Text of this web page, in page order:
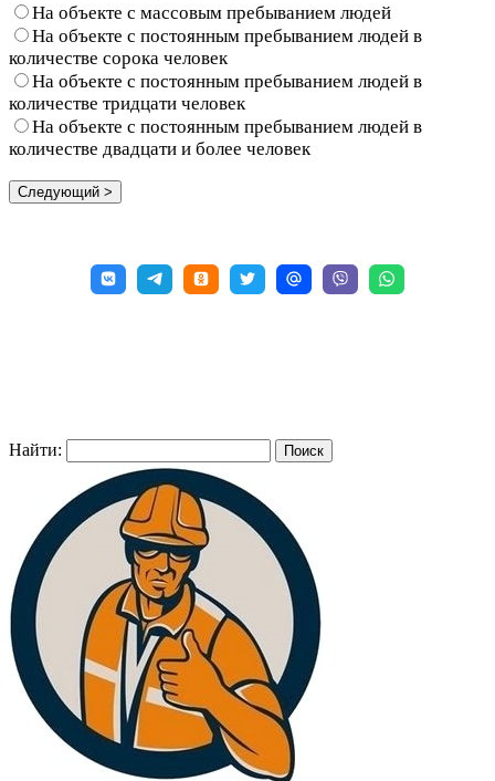
На объекте с массовым пребыванием людей
На объекте с постоянным пребыванием людей в
количестве сорока человек
На объекте с постоянным пребыванием людей в
количестве тридцати человек
На объекте с постоянным пребыванием людей в
количестве двадцати и более человек
Найти: